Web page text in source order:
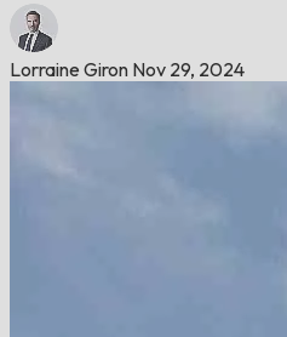
Lorraine Giron Nov 29, 2024